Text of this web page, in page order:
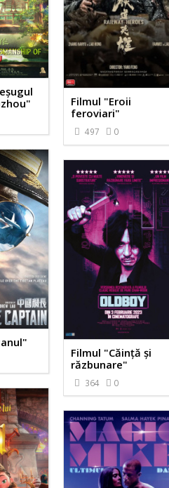
Filmul "Eroii
feroviari"
497 0
Filmul "Căință și
răzbunare"
364 0